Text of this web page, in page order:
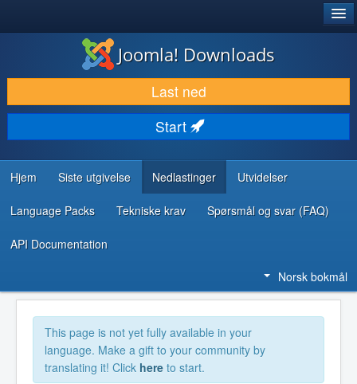
LAST NED & UTVID
OPPDAG & LÆR
SAMFUNN & BRUKERSTØTTE
UTVIKLINGSRESSURSER
Joomla! Downloads
Last ned
Start
Hjem Siste utgivelse Nedlastinger Utvidelser
Language Packs Tekniske krav Spørsmål og svar (FAQ)
API Documentation
Norsk bokmål
This page is not yet fully available in your
language. Make a gift to your community by
translating it! Click here to start.